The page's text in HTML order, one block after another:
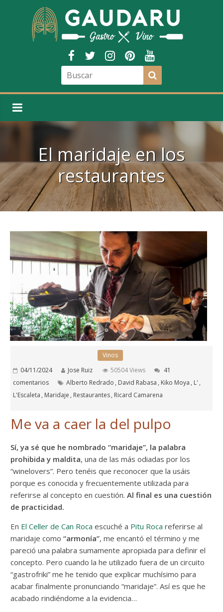
El maridaje en los
restaurantes
Vinos
04/11/2024
Jose Ruiz 50504 Views
41
comentarios
Alberto Redrado , David Rabasa , Kiko Moya , L' ,
L'Escaleta , Maridaje , Restaurantes, Ricard Camarena
Me va a caer la del pulpo
Sí, ya sé que he nombrado “maridaje”, la palabra
prohibida y maldita, una de las más odiadas por los
“winelovers”. Pero tenéis que reconocer que la usáis
porque es conocida y frecuentemente utilizada para
referirse al concepto en cuestión.Al final es una cuestión
de practicidad.
En El Celler de Can Roca escuché a Pitu Roca referirse al
maridaje como“armonía”, me encantó el término y me
pareció una palabra sumamente apropiada para definir el
concepto. Pero cuando la he utilizado fuera de un circuito
“gastrofriki” me he tenido que explicar muchísimo para
acabar finalmente pronunciando “maridaje”. Así es que he
acabado rindiéndome a la evidencia…